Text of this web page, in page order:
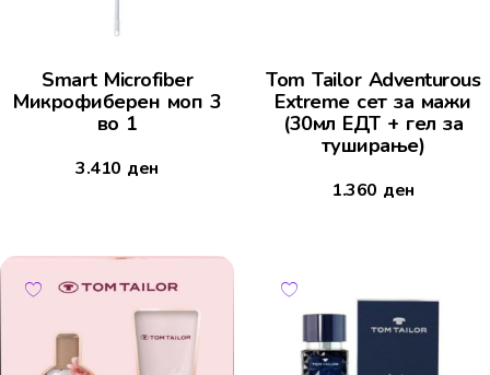
Smart Microfiber
Микрофиберен моп 3
во 1
3.410 ден
Tom Tailor Adventurous
Extreme сет за мажи
(30мл ЕДТ + гел за
туширање)
1.360 ден